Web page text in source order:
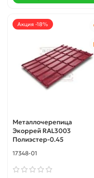
Акция -18%
Металлочерепица
Экоррей RAL3003
Полиэстер-0.45
17348-01